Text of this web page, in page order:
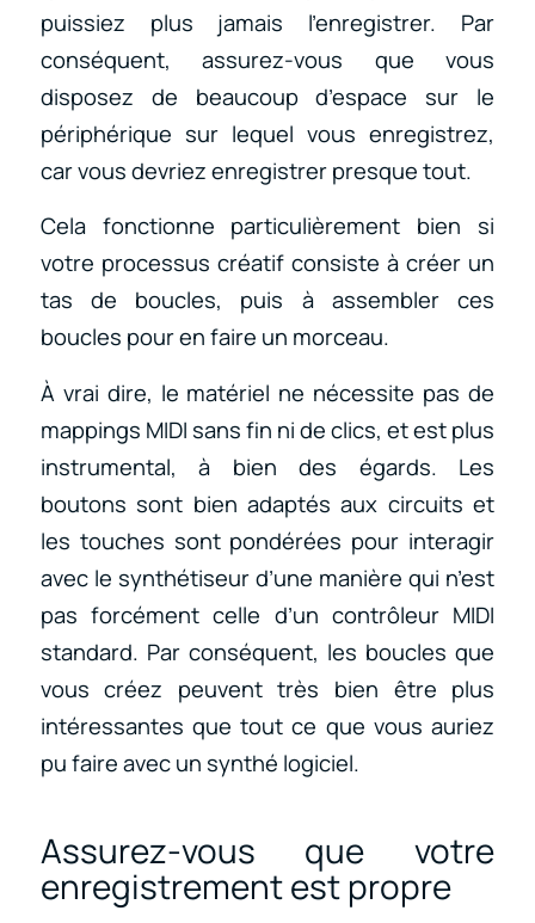
puissiez plus jamais l’enregistrer. Par
conséquent, assurez-vous que vous
disposez de beaucoup d’espace sur le
périphérique sur lequel vous enregistrez,
car vous devriez enregistrer presque tout.
Cela fonctionne particulièrement bien si
votre processus créatif consiste à créer un
tas de boucles, puis à assembler ces
boucles pour en faire un morceau.
À vrai dire, le matériel ne nécessite pas de
mappings MIDI sans fin ni de clics, et est plus
instrumental, à bien des égards. Les
boutons sont bien adaptés aux circuits et
les touches sont pondérées pour interagir
avec le synthétiseur d’une manière qui n’est
pas forcément celle d’un contrôleur MIDI
standard. Par conséquent, les boucles que
vous créez peuvent très bien être plus
intéressantes que tout ce que vous auriez
pu faire avec un synthé logiciel.
Assurez-vous que votre
enregistrement est propre